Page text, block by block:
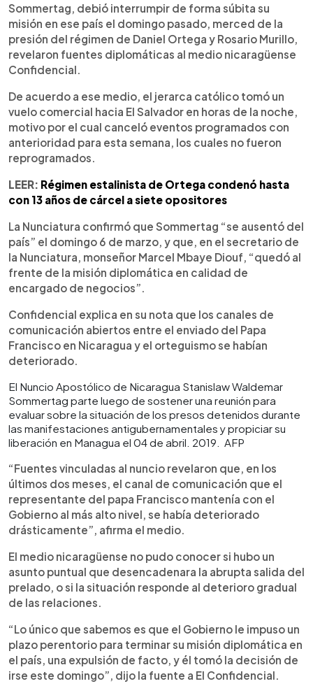
Sommertag, debió interrumpir de forma súbita su
misión en ese país el domingo pasado, merced de la
presión del régimen de Daniel Ortega y Rosario Murillo,
revelaron fuentes diplomáticas al medio nicaragüense
Confidencial.
De acuerdo a ese medio, el jerarca católico tomó un
vuelo comercial hacia El Salvador en horas de la noche,
motivo por el cual canceló eventos programados con
anterioridad para esta semana, los cuales no fueron
reprogramados.
LEER: Régimen estalinista de Ortega condenó hasta
con 13 años de cárcel a siete opositores
La Nunciatura confirmó que Sommertag “se ausentó del
país” el domingo 6 de marzo, y que, en el secretario de
la Nunciatura, monseñor Marcel Mbaye Diouf, “quedó al
frente de la misión diplomática en calidad de
encargado de negocios”.
Confidencial explica en su nota que los canales de
comunicación abiertos entre el enviado del Papa
Francisco en Nicaragua y el orteguismo se habían
deteriorado.
El Nuncio Apostólico de Nicaragua Stanislaw Waldemar
Sommertag parte luego de sostener una reunión para
evaluar sobre la situación de los presos detenidos durante
las manifestaciones antigubernamentales y propiciar su
liberación en Managua el 04 de abril. 2019. AFP
“Fuentes vinculadas al nuncio revelaron que, en los
últimos dos meses, el canal de comunicación que el
representante del papa Francisco mantenía con el
Gobierno al más alto nivel, se había deteriorado
drásticamente”, afirma el medio.
El medio nicaragüense no pudo conocer si hubo un
asunto puntual que desencadenara la abrupta salida del
prelado, o si la situación responde al deterioro gradual
de las relaciones.
“Lo único que sabemos es que el Gobierno le impuso un
plazo perentorio para terminar su misión diplomática en
el país, una expulsión de facto, y él tomó la decisión de
irse este domingo”, dijo la fuente a El Confidencial.